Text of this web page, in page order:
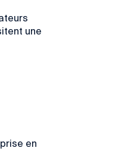
une
en